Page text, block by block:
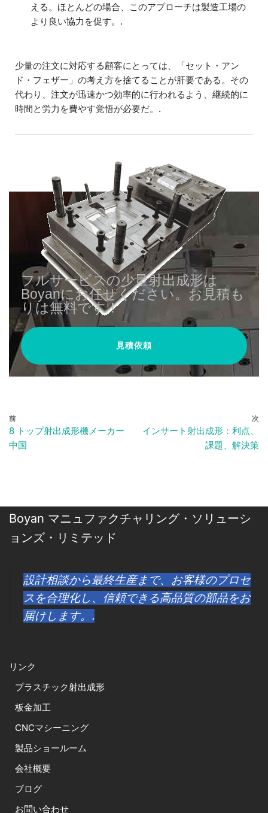
える。ほとんどの場合、このアプローチは製造工場の
より良い協力を促す。.
少量の注文に対応する顧客にとっては、「セット・アン
ド・フェザー」の考え方を捨てることが肝要である。その
代わり、注文が迅速かつ効率的に行われるよう、継続的に
時間と労力を費やす覚悟が必要だ。.
フルサービスの少量射出成形は
Boyanにお任せください。お見積も
りは無料です！
見積依頼
前
8 トップ射出成形機メーカー
中国
次
インサート射出成形：利点、
課題、解決策
Boyan マニュファクチャリング・ソリューシ
ョンズ・リミテッド
設計相談から最終生産まで、お客様のプロセ
スを合理化し、信頼できる高品質の部品をお
届けします。.
リンク
プラスチック射出成形
板金加工
CNCマシーニング
製品ショールーム
会社概要
ブログ
お問い合わせ